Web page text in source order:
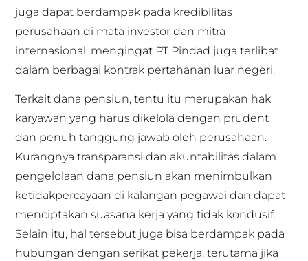
juga dapat berdampak pada kredibilitas
perusahaan di mata investor dan mitra
internasional, mengingat PT Pindad juga terlibat
dalam berbagai kontrak pertahanan luar negeri.
Terkait dana pensiun, tentu itu merupakan hak
karyawan yang harus dikelola dengan prudent
dan penuh tanggung jawab oleh perusahaan.
Kurangnya transparansi dan akuntabilitas dalam
pengelolaan dana pensiun akan menimbulkan
ketidakpercayaan di kalangan pegawai dan dapat
menciptakan suasana kerja yang tidak kondusif.
Selain itu, hal tersebut juga bisa berdampak pada
hubungan dengan serikat pekerja, terutama jika